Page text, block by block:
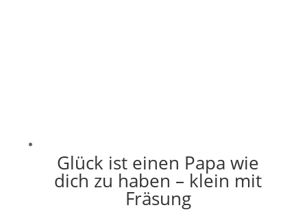
Glück ist einen Papa wie
dich zu haben – klein mit
Fräsung